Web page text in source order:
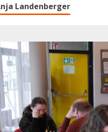
Landenberger